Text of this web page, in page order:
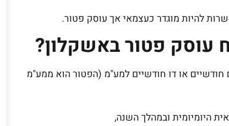
להיות מוגדר כעצמאי אך עוסק פטור.
עוסק פטור באשקלון?
חודשיים או דו חודשיים למע"מ (הפטור הוא ממע"מ
היומיומית ובמהלך השנה,